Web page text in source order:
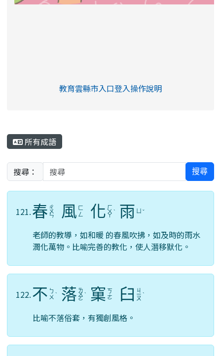
link to https://eliteracy.edu.tw/Shorts/
教育雲縣市入口登入操作說明
所有成語
搜尋： 搜尋
121.春 ㄔ
ㄨ
ㄣ 風 ㄈ
ㄥ
化 ㄏ
ㄨ
ㄚ
ˋ 雨 ˇ
老師的教導，如和暖 的春風吹拂，如及時的雨水
潤化萬物。比喻完善的教化，使人潛移默化。
122.不 ㄅ
ㄨ ˋ 落 ㄌ
ㄨ
ㄛ
ˋ 窠 ㄎ
ㄜ
臼 ㄐ
ㄧ
ㄡ
ˋ
比喻不落俗套，有獨創風格。